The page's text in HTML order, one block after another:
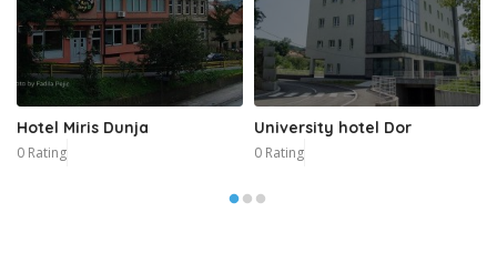
Hotel Miris Dunja
0 Rating
University hotel Dor
0 Rating